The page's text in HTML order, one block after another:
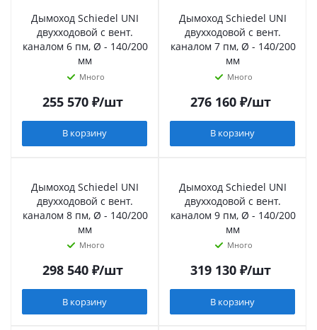
Дымоход Schiedel UNI
двухходовой с вент.
каналом 6 пм, Ø - 140/200
мм
Много
255 570₽/шт
В корзину
Дымоход Schiedel UNI
двухходовой с вент.
каналом 7 пм, Ø - 140/200
мм
Много
276 160₽/шт
В корзину
Дымоход Schiedel UNI
двухходовой с вент.
каналом 8 пм, Ø - 140/200
мм
Много
298 540₽/шт
В корзину
Дымоход Schiedel UNI
двухходовой с вент.
каналом 9 пм, Ø - 140/200
мм
Много
319 130₽/шт
В корзину